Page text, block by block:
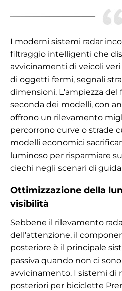
I moderni sistemi radar
filtraggio intelligenti che
avvicinamenti di veicoli
di oggetti fermi, segnali
dimensioni. L'ampiezza del
seconda dei modelli, con
offrono un rilevamento
percorrono curve o strade
modelli economici
luminoso per risparmiare
ciechi negli scenari di guida
Ottimizzazione della
visibilità
Sebbene il rilevamento
dell'attenzione, il
posteriore è il principale
passiva quando non ci
avvicinamento. I sistemi di
posteriori per biciclette